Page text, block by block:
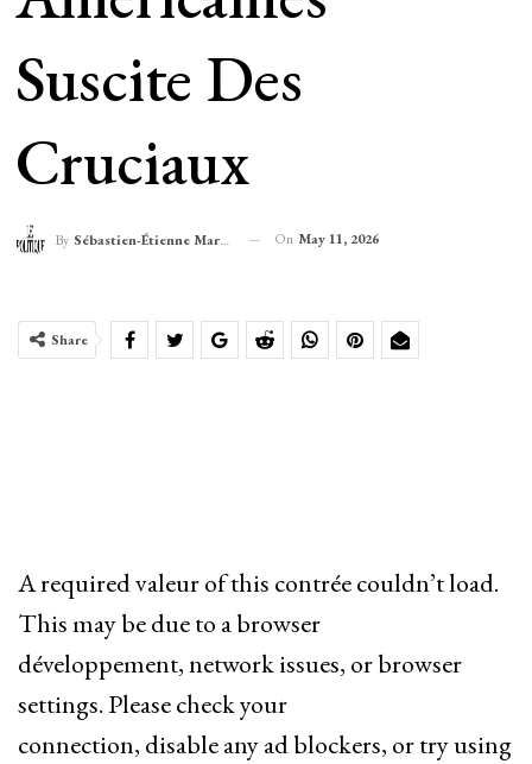
Suscite Des
Cruciaux
By Sébastien-Étienne Marechal On May 11, 2026
Share
A required valeur of this contrée couldn’t load.
This may be due to a browser
développement, network issues, or browser
settings. Please check your
connection, disable any ad blockers, or try using